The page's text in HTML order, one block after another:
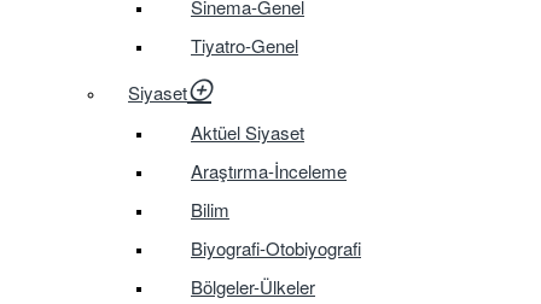
Sinema-Genel
Tiyatro-Genel
Siyaset
Aktüel Siyaset
Araştırma-İnceleme
Bilim
Biyografi-Otobiyografi
Bölgeler-Ülkeler